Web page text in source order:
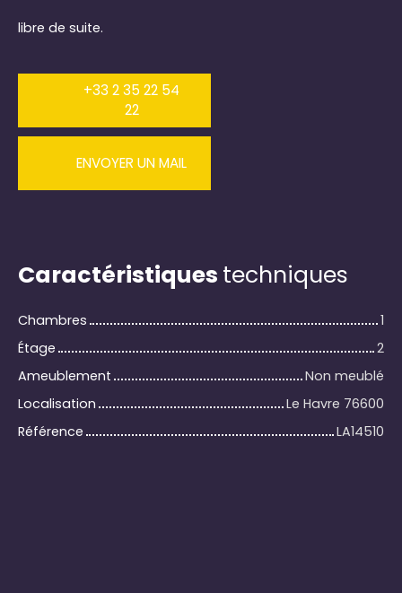
libre de suite.
+33 2 35 22 54
22
ENVOYER UN MAIL
Caractéristiques techniques
Chambres
1
Étage
2
Ameublement
Non meublé
Localisation
Le Havre 76600
Référence
LA14510